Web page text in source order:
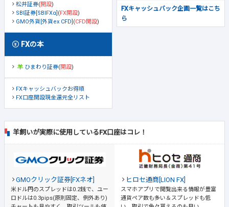
松井証券(開設)
SBI証券[SBIFXα] (FX開設)
GMO外貨[外貨ex CFD] (CFD開設)
FXの本
ひまわり証券(開設)
FXキャッシュバックお得順
FX口座開設現金還元全リスト
FXキャッシュバック企画一覧はこち
ら
羊飼いが実際に使用しているFX口座はコレ！
GMOクリック証券[FXネオ]
米ドル円のスプレッドは0.2銭で、ユー
ロドルは0.3pips(原則固定、例外あり)
ヒロセ通商[LION FX]
スマホアプリで閲覧出来る情報が豊富
通貨ペア数も多い＆スプレッドも低